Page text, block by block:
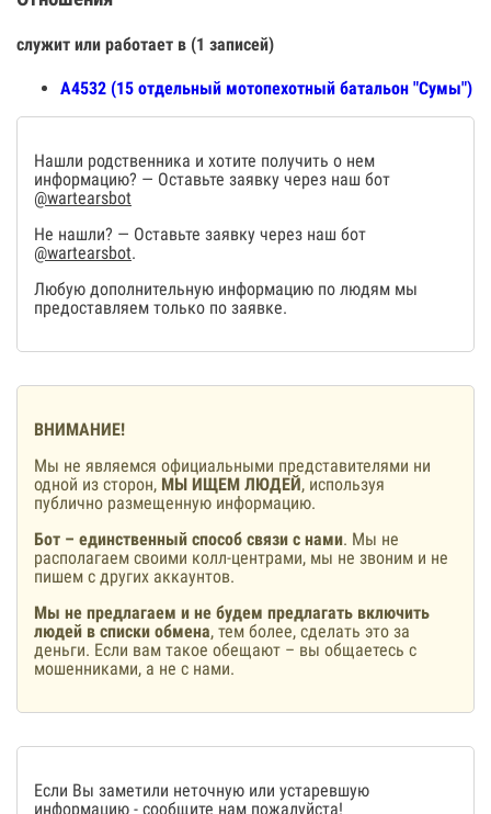
служит или работает в (1 записей)
А4532 (15 отдельный мотопехотный батальон "Сумы")
Нашли родственника и хотите получить о нем
информацию? — Оставьте заявку через наш бот
@wartearsbot
Не нашли? — Оставьте заявку через наш бот
@wartearsbot.
Любую дополнительную информацию по людям мы
предоставляем только по заявке.
ВНИМАНИЕ!
Мы не являемся официальными представителями ни
одной из сторон, МЫ ИЩЕМ ЛЮДЕЙ, используя
публично размещенную информацию.
Бот – единственный способ связи с нами. Мы не
располагаем своими колл-центрами, мы не звоним и не
пишем с других аккаунтов.
Мы не предлагаем и не будем предлагать включить
людей в списки обмена, тем более, сделать это за
деньги. Если вам такое обещают – вы общаетесь с
мошенниками, а не с нами.
Если Вы заметили неточную или устаревшую
информацию - сообщите нам пожалуйста!